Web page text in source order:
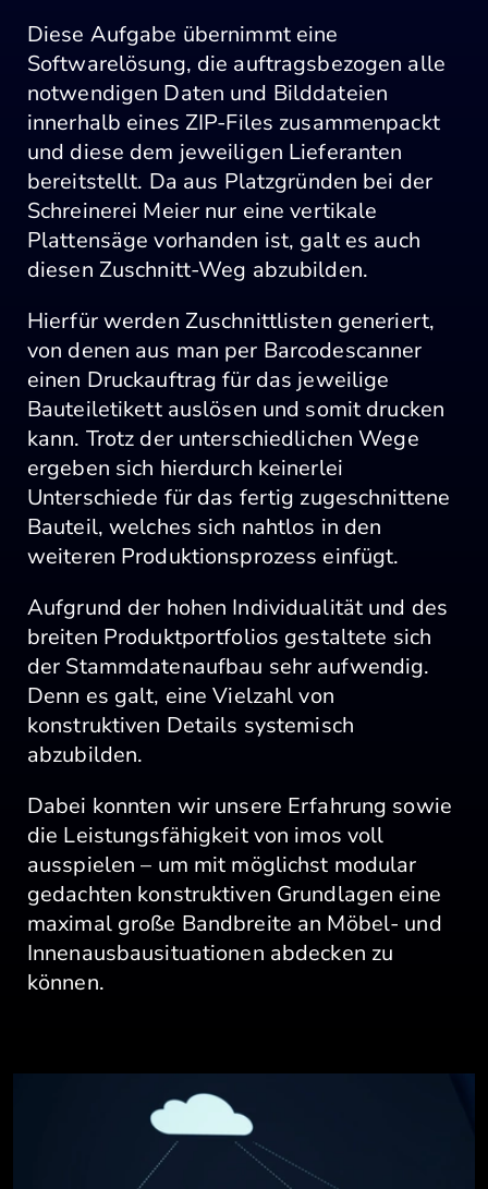
Diese Aufgabe übernimmt eine
Softwarelösung, die auftragsbezogen alle
notwendigen Daten und Bilddateien
innerhalb eines ZIP-Files zusammenpackt
und diese dem jeweiligen Lieferanten
bereitstellt. Da aus Platzgründen bei der
Schreinerei Meier nur eine vertikale
Plattensäge vorhanden ist, galt es auch
diesen Zuschnitt-Weg abzubilden.
Hierfür werden Zuschnittlisten generiert,
von denen aus man per Barcodescanner
einen Druckauftrag für das jeweilige
Bauteiletikett auslösen und somit drucken
kann. Trotz der unterschiedlichen Wege
ergeben sich hierdurch keinerlei
Unterschiede für das fertig zugeschnittene
Bauteil, welches sich nahtlos in den
weiteren Produktionsprozess einfügt.
Aufgrund der hohen Individualität und des
breiten Produktportfolios gestaltete sich
der Stammdatenaufbau sehr aufwendig.
Denn es galt, eine Vielzahl von
konstruktiven Details systemisch
abzubilden.
Dabei konnten wir unsere Erfahrung sowie
die Leistungsfähigkeit von imos voll
ausspielen – um mit möglichst modular
gedachten konstruktiven Grundlagen eine
maximal große Bandbreite an Möbel- und
Innenausbausituationen abdecken zu
können.